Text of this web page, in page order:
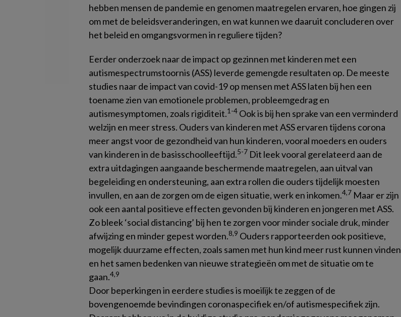
hebben mensen de pandemie en genomen maatregelen ervaren, hoe gingen zij
om met de beleidsveranderingen, en wat kunnen we daaruit concluderen over
het beleid en omgangsvormen in reguliere tijden?
Eerder onderzoek naar de impact op gezinnen met kinderen met een
autismespectrumstoornis (ASS) leverde gemengde resultaten op. De meeste
studies naar de impact van covid-19 op mensen met ASS laten bij hen een
toename zien van emotionele problemen, probleemgedrag en
autismesymptomen, zoals rigiditeit.1-4 Ook is bij hen sprake van een verminderd
welzijn en meer stress. Ouders van kinderen met ASS ervaren tijdens corona
meer angst voor de gezondheid van hun kinderen, vooral moeders en ouders
van kinderen in de basisschoolleeftijd.5-7 Dit leek vooral gerelateerd aan de
extra uitdagingen aangaande beschermende maatregelen, aan uitval van
begeleiding en ondersteuning, aan extra rollen die ouders tijdelijk moesten
invullen, en aan de zorgen om de eigen situatie, werk en inkomen.4,7 Maar er zijn
ook een aantal positieve effecten gevonden bij kinderen en jongeren met ASS.
Zo bleek ‘social distancing’ bij hen te zorgen voor minder sociale druk, minder
afwijzing en minder gepest worden.8,9 Ouders rapporteerden ook positieve,
mogelijk duurzame effecten, zoals samen met hun kind meer rust kunnen vinden
en het samen bedenken van nieuwe strategieën om met de situatie om te
gaan.4,9
Door beperkingen in eerdere studies is moeilijk te zeggen of de
bovengenoemde bevindingen coronaspecifiek en/of autismespecifiek zijn.